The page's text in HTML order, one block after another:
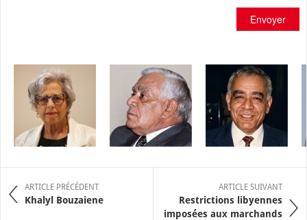
Envoyer
ARTICLE PRÉCÉDENT
Khalyl Bouzaiene
ARTICLE SUIVANT
Restrictions libyennes
imposées aux marchands